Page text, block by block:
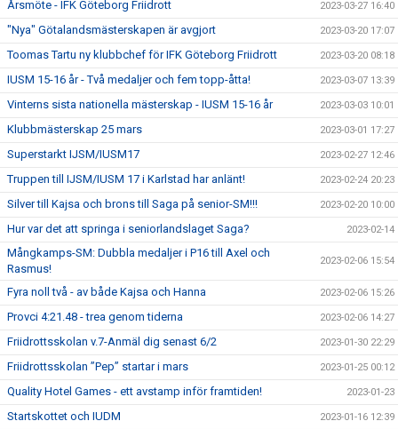
Årsmöte - IFK Göteborg Friidrott 2023-03-27 16:40
"Nya" Götalandsmästerskapen är avgjort 2023-03-20 17:07
Toomas Tartu ny klubbchef för IFK Göteborg Friidrott 2023-03-20 08:18
IUSM 15-16 år - Två medaljer och fem topp-åtta! 2023-03-07 13:39
Vinterns sista nationella mästerskap - IUSM 15-16 år 2023-03-03 10:01
Klubbmästerskap 25 mars 2023-03-01 17:27
Superstarkt IJSM/IUSM17 2023-02-27 12:46
Truppen till IJSM/IUSM 17 i Karlstad har anlänt! 2023-02-24 20:23
Silver till Kajsa och brons till Saga på senior-SM!!! 2023-02-20 10:00
Hur var det att springa i seniorlandslaget Saga? 2023-02-14
Mångkamps-SM: Dubbla medaljer i P16 till Axel och
Rasmus!
2023-02-06 15:54
Fyra noll två - av både Kajsa och Hanna 2023-02-06 15:26
Provci 4:21.48 - trea genom tiderna 2023-02-06 14:27
Friidrottsskolan v.7-Anmäl dig senast 6/2 2023-01-30 22:29
Friidrottsskolan ”Pep” startar i mars 2023-01-25 00:12
Quality Hotel Games - ett avstamp inför framtiden! 2023-01-23
Startskottet och IUDM 2023-01-16 12:39